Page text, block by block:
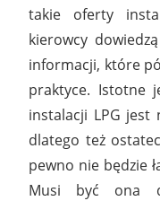
takie oferty
kierowcy
informacji, które
praktyce. Istotne
instalacji LPG
dlatego też
pewno nie będzie
Musi być ona